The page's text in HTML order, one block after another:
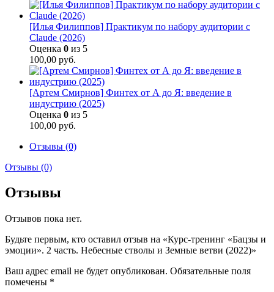
[Илья Филиппов] Практикум по набору аудитории с
Claude (2026)
Оценка 0 из 5
100,00 руб.
[Артем Смирнов] Финтех от А до Я: введение в
индустрию (2025)
Оценка 0 из 5
100,00 руб.
Отзывы (0)
Отзывы (0)
Отзывы
Отзывов пока нет.
Будьте первым, кто оставил отзыв на «Курс-тренинг «Бацзы и
эмоции». 2 часть. Небесные стволы и Земные ветви (2022)»
Ваш адрес email не будет опубликован. Обязательные поля
помечены *